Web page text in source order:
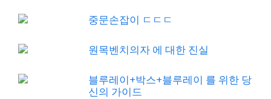
중문손잡이 ㄷㄷㄷ
원목벤치의자 에 대한 진실
블루레이+박스+블루레이 를 위한 당
신의 가이드